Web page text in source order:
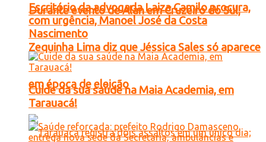
Durante evento de Alan em Cruzeiro do Sul,
Zequinha Lima diz que Jéssica Sales só aparece
em época de eleição
Escritório da advogada Laiza Camilo procura,
com urgência, Manoel José da Costa
Nascimento
Cuide da sua saúde na Maia Academia, em
Tarauacá!